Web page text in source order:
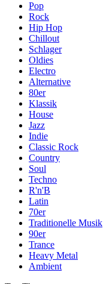
Pop
Rock
Hip Hop
Chillout
Schlager
Oldies
Electro
Alternative
80er
Klassik
House
Jazz
Indie
Classic Rock
Country
Soul
Techno
R'n'B
Latin
70er
Traditionelle Musik
90er
Trance
Heavy Metal
Ambient